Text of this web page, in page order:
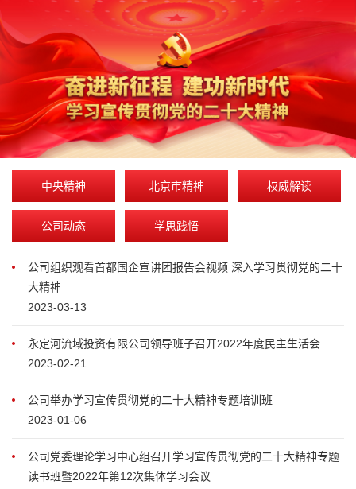
中央精神 北京市精神 权威解读
公司动态 学思践悟
公司组织观看首都国企宣讲团报告会视频 深入学习贯彻党的二十
大精神
2023-03-13
永定河流域投资有限公司领导班子召开2022年度民主生活会
2023-02-21
公司举办学习宣传贯彻党的二十大精神专题培训班
2023-01-06
公司党委理论学习中心组召开学习宣传贯彻党的二十大精神专题
读书班暨2022年第12次集体学习会议